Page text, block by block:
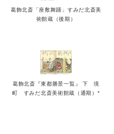
葛飾北斎「座敷舞踊」すみだ北斎美
術館蔵（後期）
葛飾北斎『東都勝景一覧』 下 境
町 すみだ北斎美術館蔵（通期）*